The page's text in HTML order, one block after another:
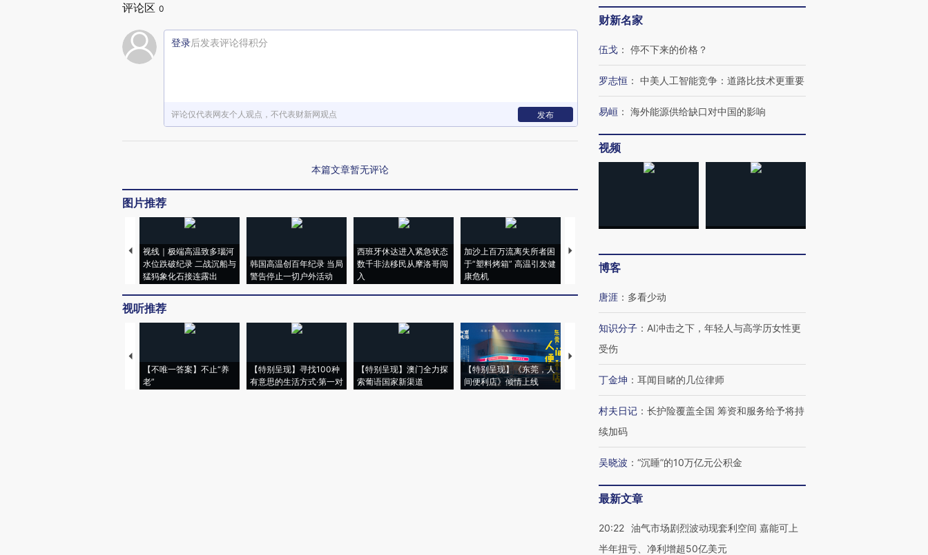
评论区 0
登录后发表评论得积分
评论仅代表网友个人观点，不代表财新网观点 发布
本篇文章暂无评论
图片推荐
视线｜极端高温致多瑙河
水位跌破纪录 二战沉船与
猛犸象化石接连露出
韩国高温创百年纪录 当局
警告停止一切户外活动
西班牙休达进入紧急状态
数千非法移民从摩洛哥闯
入
加沙上百万流离失所者困
于“塑料烤箱” 高温引发健
康危机
视线｜HYROX的吸金
术：是什么让中产们甘
心“花钱找虐”？
马航飞行员跨国走私7万
视线｜被称为“蟑螂”的印
视听推荐
【不唯一答案】不止“养
老”
【特别呈现】寻找100种
有意思的生活方式·第一对
【特别呈现】澳门全力探
索葡语国家新渠道
【特别呈现】《东莞，人
间便利店》倾情上线
【推广】走进第四届链博
有意思的生活方式·第三对
财新名家
伍戈 ： 停不下来的价格？
罗志恒 ： 中美人工智能竞争：道路比技术更重要
易峘 ： 海外能源供给缺口对中国的影响
视频
博客
唐涯 ： 多看少动
知识分子 ： AI冲击之下，年轻人与高学历女性更
受伤
丁金坤 ： 耳闻目睹的几位律师
村夫日记 ： 长护险覆盖全国 筹资和服务给予将持
续加码
吴晓波 ： “沉睡”的10万亿元公积金
最新文章
20:22 油气市场剧烈波动现套利空间 嘉能可上
半年扭亏、净利增超50亿美元